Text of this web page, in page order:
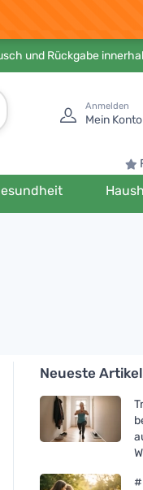
und Rückgabe
Anmelden
Mein Konto
Neueste Artikel
#